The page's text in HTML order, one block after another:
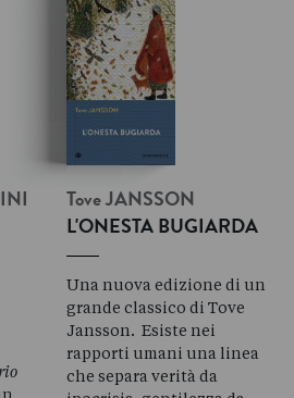
Tove JANSSON
L'ONESTA BUGIARDA
Una nuova edizione di un
grande classico di Tove
Jansson. Esiste nei
rapporti umani una linea
che separa verità da